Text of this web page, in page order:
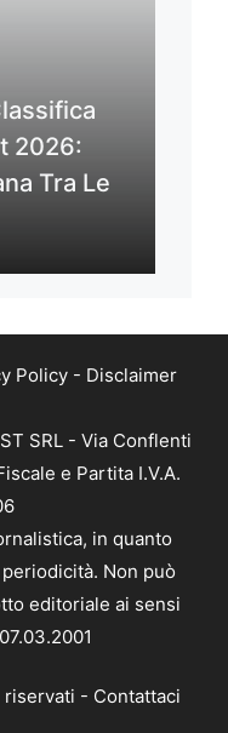
2026:
Tra Le
Policy - Disclaimer
SRL - Via Conflenti
e Partita I.V.A.
in quanto
Non può
editoriale ai sensi
- Contattaci